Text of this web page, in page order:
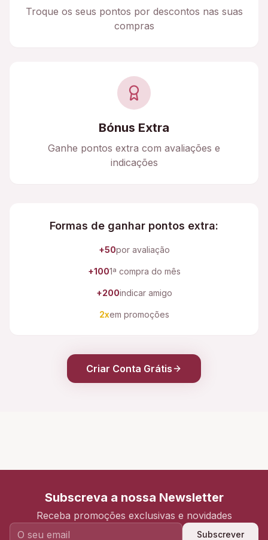
Troque os seus pontos por descontos nas suas
compras
Bónus Extra
Ganhe pontos extra com avaliações e
indicações
Formas de ganhar pontos extra:
+50por avaliação
+1001ª compra do mês
+200indicar amigo
2xem promoções
Criar Conta Grátis
Subscreva a nossa Newsletter
Receba promoções exclusivas e novidades
Subscrever